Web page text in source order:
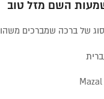
השם מזל טוב
סוג של ברכה שמברכים משהו